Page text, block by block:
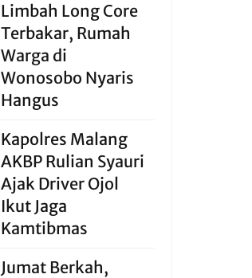
Limbah Long Core
Terbakar, Rumah
Warga di
Wonosobo Nyaris
Hangus
Kapolres Malang
AKBP Rulian Syauri
Ajak Driver Ojol
Ikut Jaga
Kamtibmas
Jumat Berkah,